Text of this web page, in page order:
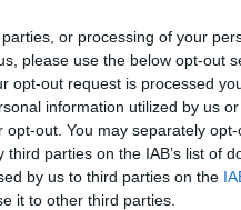
or processing of your
please use the below opt-out
opt-out request is processed
information utilized by us
out. You may separately
parties on the IAB’s list of
by us to third parties on the
it to other third parties.
karas